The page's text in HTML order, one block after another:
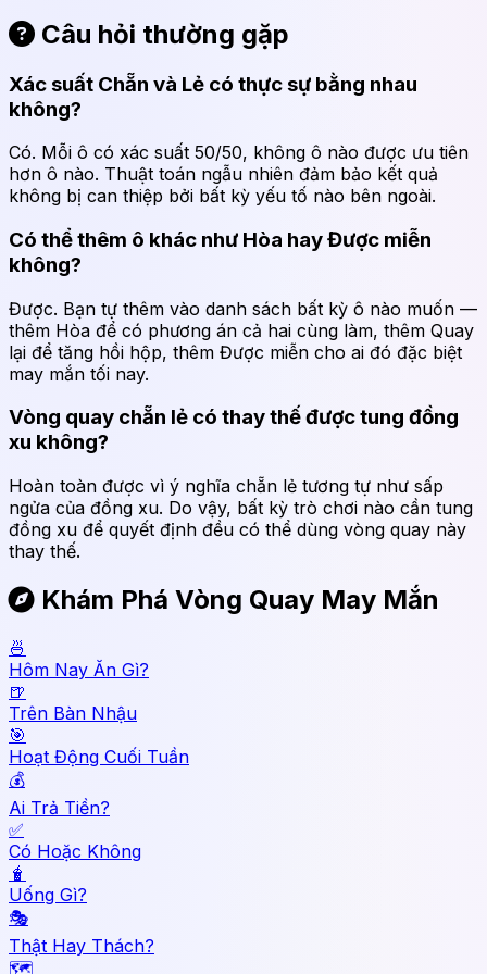
Câu hỏi thường gặp
Xác suất Chẵn và Lẻ có thực sự bằng nhau
không?
Có. Mỗi ô có xác suất 50/50, không ô nào được ưu tiên
hơn ô nào. Thuật toán ngẫu nhiên đảm bảo kết quả
không bị can thiệp bởi bất kỳ yếu tố nào bên ngoài.
Có thể thêm ô khác như Hòa hay Được miễn
không?
Được. Bạn tự thêm vào danh sách bất kỳ ô nào muốn —
thêm Hòa để có phương án cả hai cùng làm, thêm Quay
lại để tăng hồi hộp, thêm Được miễn cho ai đó đặc biệt
may mắn tối nay.
Vòng quay chẵn lẻ có thay thế được tung đồng
xu không?
Hoàn toàn được vì ý nghĩa chẵn lẻ tương tự như sấp
ngửa của đồng xu. Do vậy, bất kỳ trò chơi nào cần tung
đồng xu để quyết định đều có thể dùng vòng quay này
thay thế.
Khám Phá Vòng Quay May Mắn
🍜
Hôm Nay Ăn Gì?
🍺
Trên Bàn Nhậu
🎯
Hoạt Động Cuối Tuần
💰
Ai Trả Tiền?
✅
Có Hoặc Không
🧋
Uống Gì?
🎭
Thật Hay Thách?
🗺️